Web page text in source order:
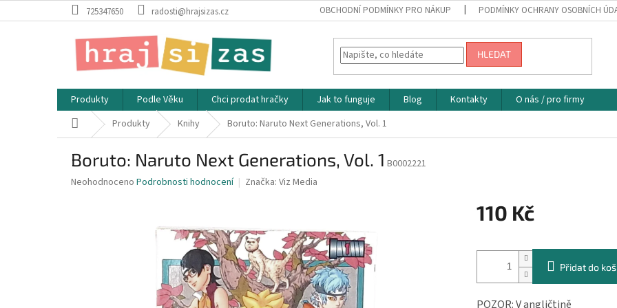
na
725347650 radosti@hrajsizas.cz OBCHODNÍ PODMÍNKY PRO NÁKUP PODMÍNKY OCHRANY OSOBNÍCH
HLEDAT
Produkty Podle Věku Chci prodat hračky Jak to funguje Blog Kontakty
O nás / pro firmy
Domů Produkty Knihy Boruto: Naruto Next Generations, Vol. 1
Boruto: Naruto Next Generations, Vol. 1 B0002221
Průměrné
Neohodnoceno Podrobnosti hodnocení Značka: Viz Media
110 Kč
cena:
Přidat do
POZOR: V angličtině